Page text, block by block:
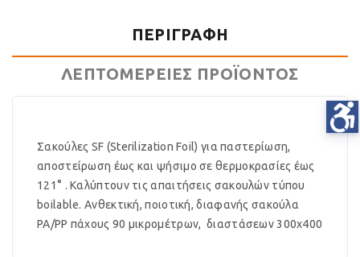
ΠΕΡΙΓΡΑΦΉ
ΛΕΠΤΟΜΈΡΕΙΕΣ ΠΡΟΪΌΝΤΟΣ
Σακούλες SF (Sterilization Foil) για παστερίωση,
αποστείρωση έως και ψήσιμο σε θερμοκρασίες έως
121° . Καλύπτουν τις απαιτήσεις σακουλών τύπου
boilable. Ανθεκτική, ποιοτική, διαφανής σακούλα
PA/PP πάχους 90 μικρομέτρων, διαστάσεων 300x400